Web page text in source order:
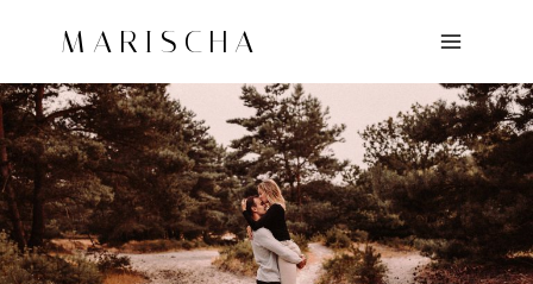
inhoud
MARISCHA